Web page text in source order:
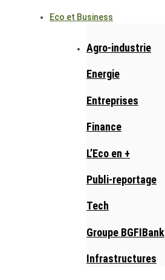
Eco et Business
Agro-industrie
Energie
Entreprises
Finance
L’Eco en +
Publi-reportage
Tech
Groupe BGFIBank
Infrastructures